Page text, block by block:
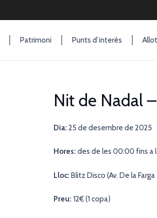
Patrimoni Punts d’interès
Nit de Nadal
Dia: 25 de desembre de 2025
Hores: des de les 00:00 fins a
Lloc: Blitz Disco (Av. De la
Preu: 12€ (1 copa)